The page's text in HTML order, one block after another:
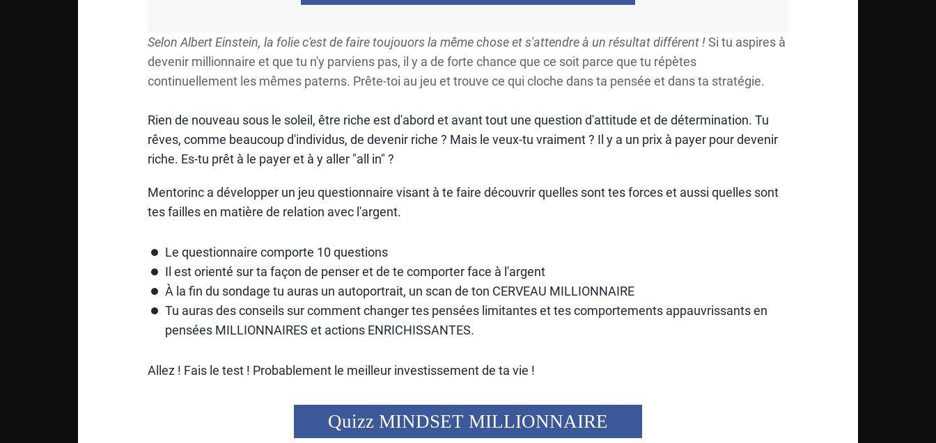
Selon Albert Einstein, la folie c'est de faire toujouors la même chose et s'attendre à un résultat différent !Si tu aspires à
devenir millionnaire et que tu n'y parviens pas, il y a de forte chance que ce soit parce que tu répètes
continuellement les mêmes paterns. Prête-toi au jeu et trouve ce qui cloche dans ta pensée et dans ta stratégie.
Rien de nouveau sous le soleil, être riche est d'abord et avant tout une question d'attitude et de détermination. Tu
rêves, comme beaucoup d'individus, de devenir riche ? Mais le veux-tu vraiment ? Il y a un prix à payer pour devenir
riche. Es-tu prêt à le payer et à y aller "all in" ?
Mentorinc a développer un jeu questionnaire visant à te faire découvrir quelles sont tes forces et aussi quelles sont
tes failles en matière de relation avec l'argent.
Le questionnaire comporte 10 questions
Il est orienté sur ta façon de penser et de te comporter face à l'argent
À la fin du sondage tu auras un autoportrait, un scan de ton CERVEAU MILLIONNAIRE
Tu auras des conseils sur comment changer tes pensées limitantes et tes comportements appauvrissants en
pensées MILLIONNAIRES et actions ENRICHISSANTES.
Allez ! Fais le test ! Probablement le meilleur investissement de ta vie !
Quizz MINDSET MILLIONNAIRE